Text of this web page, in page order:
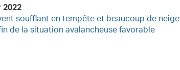
soufflant en tempête et beaucoup de neige
de la situation avalancheuse favorable